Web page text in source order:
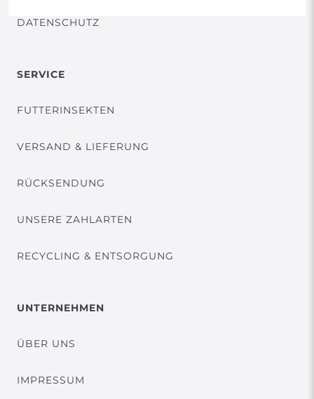
DATENSCHUTZ
SERVICE
FUTTERINSEKTEN
VERSAND & LIEFERUNG
RÜCKSENDUNG
UNSERE ZAHLARTEN
RECYCLING & ENTSORGUNG
UNTERNEHMEN
ÜBER UNS
IMPRESSUM